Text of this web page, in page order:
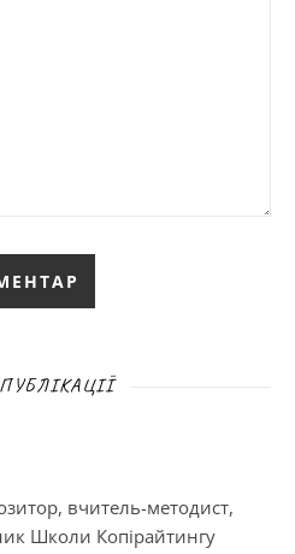
вчитель-методист,
Школи Копірайтингу